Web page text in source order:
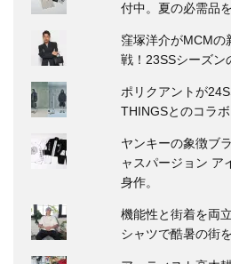
付中。夏の必需品
窪塚洋介がMCMの
戦！23SSシーズン
ポリクアントが
THINGSとのコラボ
ヤンキーの象徴ブ
ャスパージョン ア
身作。
機能性と街着を両
シャツで酷暑の街